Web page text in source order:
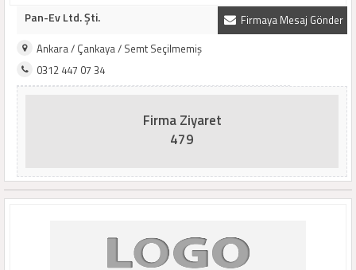
Firmaya Mesaj Gönder
Pan-Ev Ltd. Şti.
Ankara / Çankaya / Semt Seçilmemiş
0312 447 07 34
Firma Ziyaret
479